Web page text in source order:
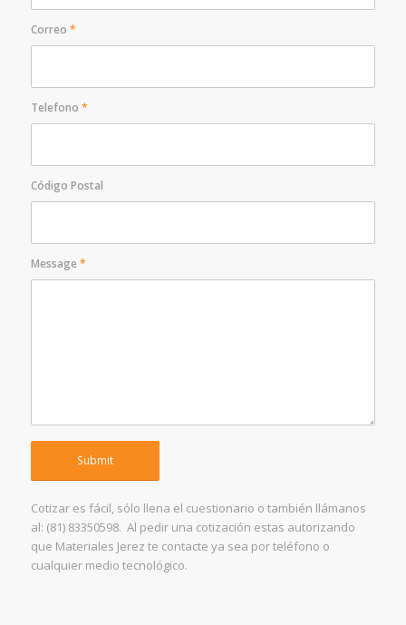
Correo *
Telefono *
Código Postal
Message *
Cotizar es fácil, sólo llena el cuestionario o también llámanos
al: (81) 83350598. Al pedir una cotización estas autorizando
que Materiales Jerez te contacte ya sea por teléfono o
cualquier medio tecnológico.